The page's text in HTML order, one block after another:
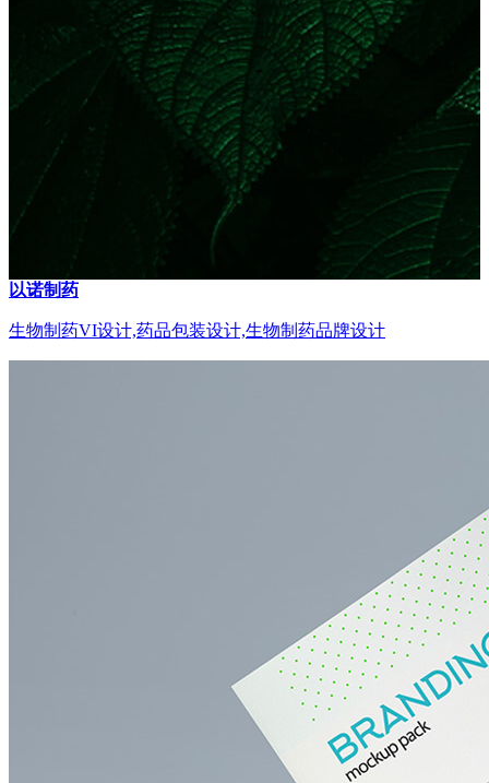
以诺制药
生物制药VI设计,药品包装设计,生物制药品牌设计